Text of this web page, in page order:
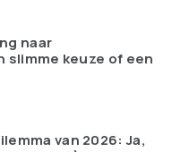
naar
keuze of een
van 2026: Ja,